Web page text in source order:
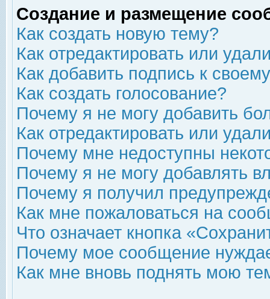
Создание и размещение
Как создать новую тему?
Как отредактировать или
Как добавить подпись к
Как создать голосование?
Почему я не могу добавить
Как отредактировать или
Почему мне недоступны
Почему я не могу добавлять
Почему я получил
Как мне пожаловаться на
Что означает кнопка
Почему мое сообщение
Как мне вновь поднять мою